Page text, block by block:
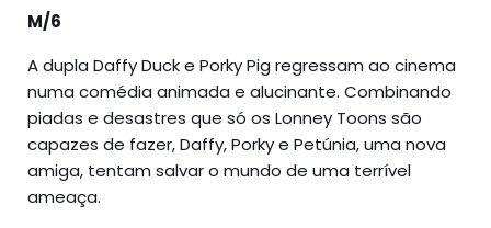
M/6
A dupla Daffy Duck e Porky Pig regressam ao cinema
numa comédia animada e alucinante. Combinando
piadas e desastres que só os Lonney Toons são
capazes de fazer, Daffy, Porky e Petúnia, uma nova
amiga, tentam salvar o mundo de uma terrível
ameaça.